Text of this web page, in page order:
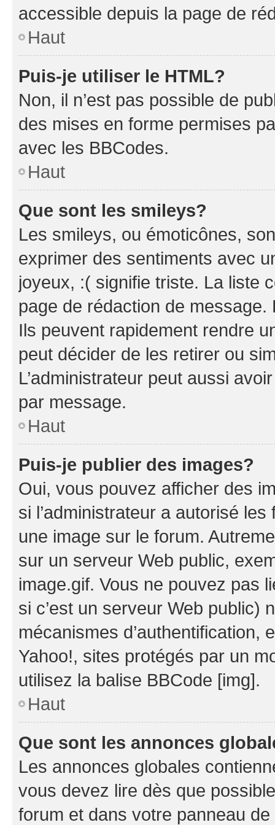
accessible depuis la page de
Haut
Puis-je utiliser le HTML?
Non, il n’est pas possible de
des mises en forme permises
avec les BBCodes.
Haut
Que sont les smileys?
Les smileys, ou émoticônes,
exprimer des sentiments avec
joyeux, :( signifie triste. La liste
page de rédaction de
Ils peuvent rapidement rendre
peut décider de les retirer ou
L’administrateur peut aussi
par message.
Haut
Puis-je publier des images?
Oui, vous pouvez afficher des
si l’administrateur a autorisé
une image sur le forum.
sur un serveur Web public,
image.gif. Vous ne pouvez pas
si c’est un serveur Web public)
mécanismes d’authentification,
Yahoo!, sites protégés par un
utilisez la balise BBCode [img].
Haut
Que sont les annonces
Les annonces globales
vous devez lire dès que
forum et dans votre panneau